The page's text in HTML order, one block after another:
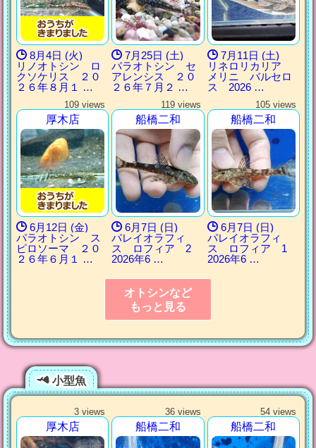
8月4日 (火)
リノオトシン ロ
クソケリス ２０
２６年８月１ …
7月25日 (土)
パラオトシン セ
アレンシス ２０
２６年７月２ …
7月11日 (土)
リネロリカリア
メリニ バルセロ
ス 2026 …
109 views
厚木店
6月12日 (金)
パラオトシン ス
ピロソーマ ２０
２６年６月１ …
119 views
船橋二和
6月7日 (日)
パレイオラフィ
ス ロフィア 2
2026年6 …
105 views
船橋二和
6月7日 (日)
パレイオラフィ
ス ロフィア 1
2026年6 …
オトシンなど
もっと見る
小型魚
3 views
厚木店
36 views
船橋二和
54 views
船橋二和